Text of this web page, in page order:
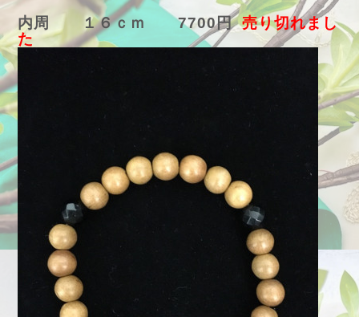
内周 １６ｃｍ 7700円売り切れまし
た